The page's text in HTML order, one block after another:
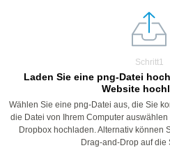
Schritt1
Laden Sie eine png-Datei
Website
Wählen Sie eine png-Datei aus, die Sie
die Datei von Ihrem Computer
Dropbox hochladen. Alternativ können
Drag-and-Drop auf die